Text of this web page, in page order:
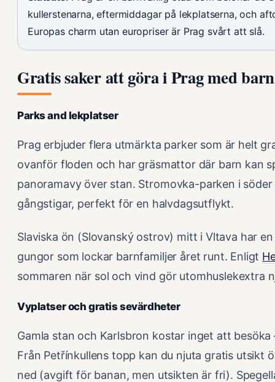
kullerstenarna, eftermiddagar på lekplatserna, och
Europas charm utan europriser är Prag svårt att slå.
Gratis saker att göra i Prag med barn
Parks and lekplatser
Prag erbjuder flera utmärkta parker som är helt
ovanför floden och har gräsmattor där barn kan
panoramavy över stan. Stromovka-parken i
gångstigar, perfekt för en halvdagsutflykt.
Slaviska ön (Slovanský ostrov) mitt i Vltava har
gungor som lockar barnfamiljer året runt. Enligt
sommaren när sol och vind gör utomhuslekextra
Vyplatser och gratis sevärdheter
Gamla stan och Karlsbron kostar inget att
Från Petřínkullens topp kan du njuta gratis utsikt
ned (avgift för banan, men utsikten är fri).